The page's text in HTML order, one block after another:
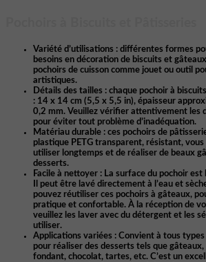
Variété d’utilisations : différentes formes
besoins en décoration de biscuits et
pochoirs de cuisson comme jouet ou outil
artistiques.
Détails des tailles : chaque pochoir à
: 14 x 14 cm (5,5 x 5,5 in), épaisseur
0,2 mm. Veuillez vérifier attentivement les
pour éviter tout problème d’inadéquation.
Matériau durable : ces pochoirs de
plastique PETG transparent, résistant,
utiliser longtemps et de réaliser de beaux
desserts.
Facile à nettoyer : La surface du pochoir
Il peut être lavé directement à l’eau et
pouvez réutiliser ces pochoirs à gâteaux,
pratique et confortable. À la réception de
veuillez les laver avec du détergent et les
utiliser.
Applications variées : Convient à tous types
pour réaliser des desserts tels que gâteaux,
fondant, chocolat, tartes, etc. C’est un